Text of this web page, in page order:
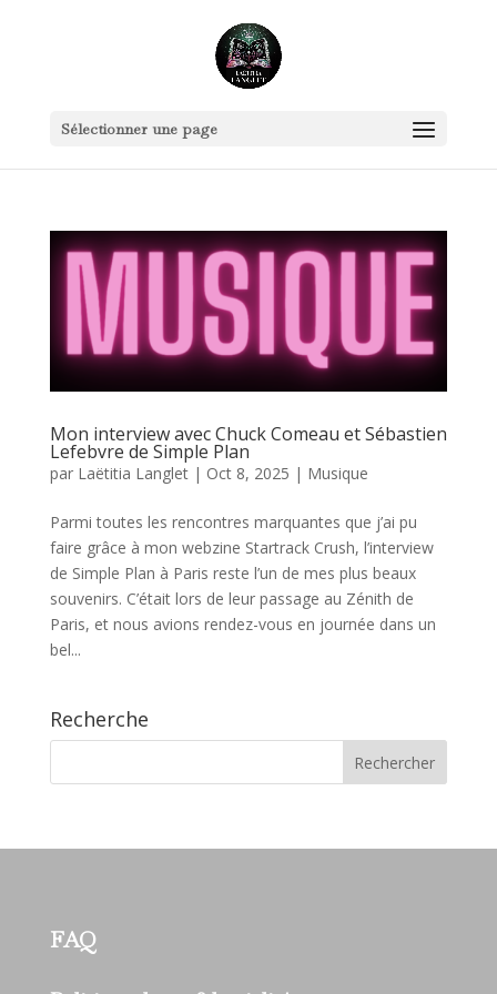
Sélectionner une page
Mon interview avec Chuck Comeau et Sébastien
Lefebvre de Simple Plan
par Laëtitia Langlet| Oct 8, 2025 | Musique
Parmi toutes les rencontres marquantes que j’ai pu
faire grâce à mon webzine Startrack Crush, l’interview
de Simple Plan à Paris reste l’un de mes plus beaux
souvenirs. C’était lors de leur passage au Zénith de
Paris, et nous avions rendez-vous en journée dans un
bel...
Recherche
FAQ